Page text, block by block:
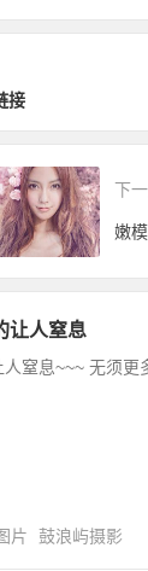
接
下
嫩
让人窒息
窒息~~~ 无须更
片 鼓浪屿摄影